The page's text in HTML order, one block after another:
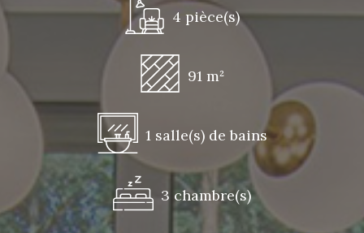
4 pièce(s)
91 m²
1 salle(s) de bains
3 chambre(s)